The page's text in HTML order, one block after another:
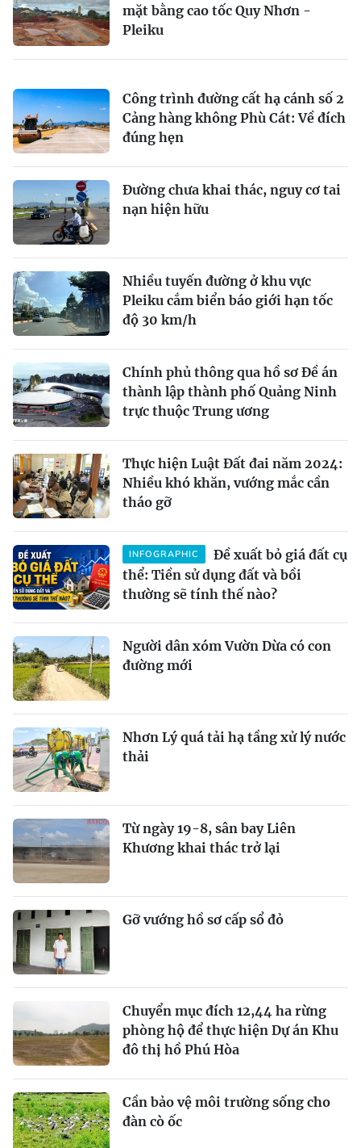
mặt bằng cao tốc Quy Nhơn -
Pleiku
Công trình đường cất hạ cánh số 2
Cảng hàng không Phù Cát: Về đích
đúng hẹn
Đường chưa khai thác, nguy cơ tai
nạn hiện hữu
Nhiều tuyến đường ở khu vực
Pleiku cắm biển báo giới hạn tốc
độ 30 km/h
Chính phủ thông qua hồ sơ Đề án
thành lập thành phố Quảng Ninh
trực thuộc Trung ương
Thực hiện Luật Đất đai năm 2024:
Nhiều khó khăn, vướng mắc cần
tháo gỡ
INFOGRAPHIC
Đề xuất bỏ giá đất cụ
thể: Tiền sử dụng đất và bồi
thường sẽ tính thế nào?
Người dân xóm Vườn Dừa có con
đường mới
Nhơn Lý quá tải hạ tầng xử lý nước
thải
Từ ngày 19-8, sân bay Liên
Khương khai thác trở lại
Gỡ vướng hồ sơ cấp sổ đỏ
Chuyển mục đích 12,44 ha rừng
phòng hộ để thực hiện Dự án Khu
đô thị hồ Phú Hòa
Cần bảo vệ môi trường sống cho
đàn cò ốc